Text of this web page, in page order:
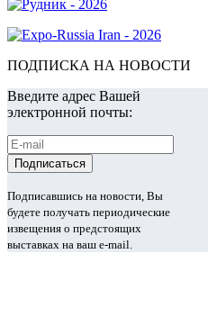
ПОДПИСКА НА НОВОСТИ
Введите адрес Вашей
электронной почты:
Подписавшись на новости, Вы
будете получать периодические
извещения о предстоящих
выставках на ваш e-mail.